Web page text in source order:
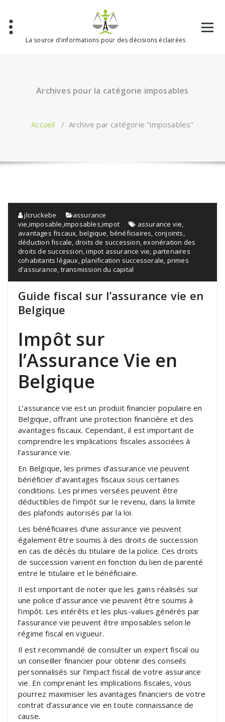
contenu
La source d'informations pour des décisions éclairées
Archives pour la catégorie imposables
Accueil / Archive par catégorie "imposables"
jlcruckebe
assurance
vie imposable imposables ,impot assurance vie
avantages fiscaux belgique bénéficiaires conjoints
déduction fiscale droits de succession ,exonération des
droits de succession ,impot assurance vie partenaires
cohabitants légaux ,planification successorale primes
d'assurance transmission du capital
Guide fiscal sur l’assurance vie en
Belgique
Impôt sur
l’Assurance Vie en
Belgique
L’assurance vie est un produit financier populaire en
Belgique, offrant une protection financière et des
avantages fiscaux. Cependant, il est important de
comprendre les implications fiscales associées à
l’assurance vie.
En Belgique, les primes d’assurance vie peuvent
bénéficier d’avantages fiscaux sous certaines
conditions. Les primes versées peuvent être
déductibles de l’impôt sur le revenu, dans la limite
des plafonds autorisés par la loi.
Les bénéficiaires d’une assurance vie peuvent
également être soumis à des droits de succession
en cas de décès du titulaire de la police. Ces droits
de succession varient en fonction du lien de parenté
entre le titulaire et le bénéficiaire.
Il est important de noter que les gains réalisés sur
une police d’assurance vie peuvent être soumis à
l’impôt. Les intérêts et les plus-values générés par
l’assurance vie peuvent être imposables selon le
régime fiscal en vigueur.
Il est recommandé de consulter un expert fiscal ou
un conseiller financier pour obtenir des conseils
personnalisés sur l’impact fiscal de votre assurance
vie. En comprenant les implications fiscales, vous
pourrez maximiser les avantages financiers de votre
contrat d’assurance vie en toute connaissance de
cause.